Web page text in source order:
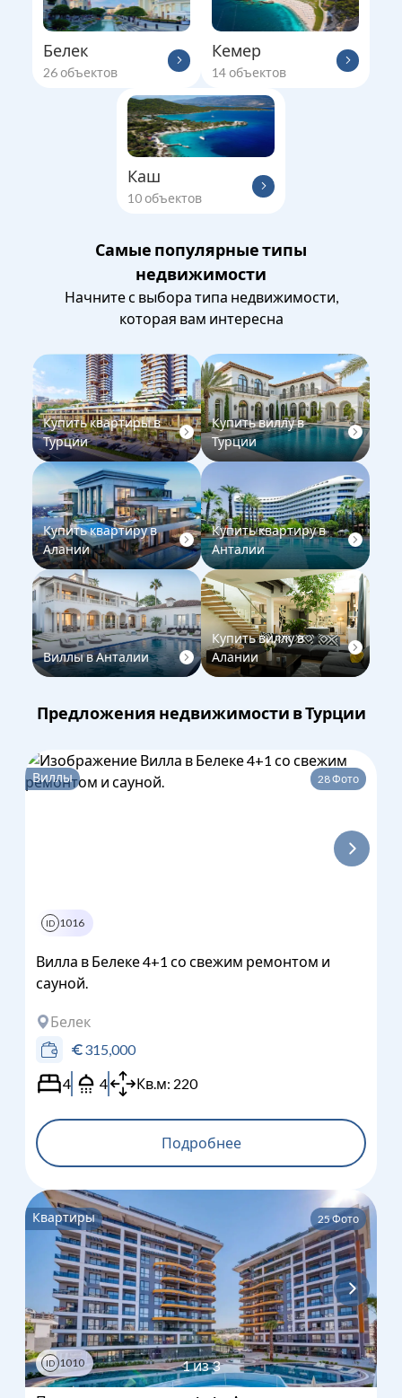
Белек
26 объектов
Кемер
14 объектов
Каш
10 объектов
Самые популярные типы
недвижимости
Начните с выбора типа недвижимости,
которая вам интересна
Купить квартиры в
Турции
Купить виллу в
Турции
Купить квартиру в
Алании
Купить квартиру в
Анталии
Виллы в Анталии
Купить виллу в
Алании
Предложения недвижимости в Турции
Виллы 28Фото
ID 1016
Вилла в Белеке 4+1 со свежим ремонтом и
сауной.
Белек
315,000
4
4 Кв.м: 220
Подробнее
Квартиры 25Фото
ID 1010 1из3